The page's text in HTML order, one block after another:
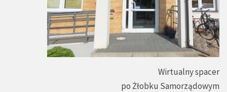
Wirtualny spacer
po Żłobku Samorządowym